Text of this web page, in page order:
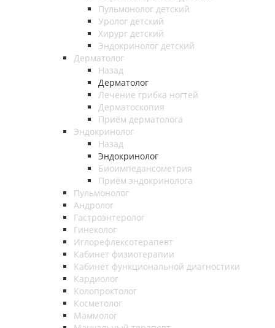
Пульмонолог детский
Уролог детский
Хирург детский
Эндокринолог детский
Дерматолог
Назад
Дерматолог
Лечение грибка ногтей
Дерматоскопия
Приём дерматолога
Эндокринолог
Назад
Эндокринолог
Биоимпедансометрия
Приём эндокринолога
Пульмонолог
Андролог
Гастроэнтеролог
Гинеколог
Иглорефлексотерапевт
Кабинет физиотерапии
Кабинет функциональной диагностики
Кардиолог
Колопроктолог
Косметолог
Маммолог